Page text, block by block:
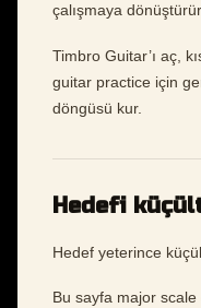
çalışmaya
Timbro Guitar’ı aç,
guitar practice için
döngüsü kur.
Hedefi
Hedef yeterince
Bu sayfa major